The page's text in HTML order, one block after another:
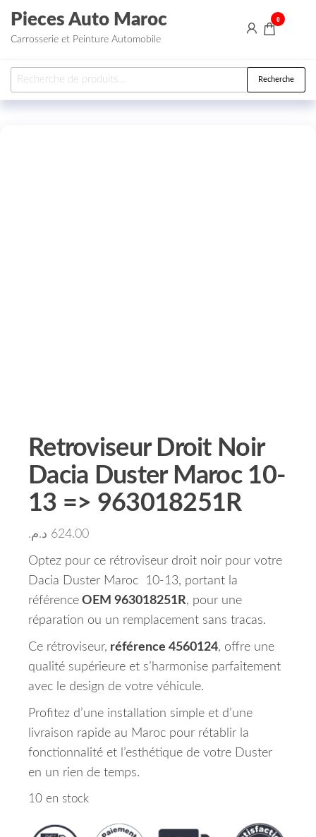
Aller au contenu
Pieces Auto Maroc
Carrosserie et Peinture Automobile
0
Recherche pour : Recherche
Retroviseur Droit Noir
Dacia Duster Maroc 10-
13 => 963018251R
624.00 د.م.
Optez pour ce rétroviseur droit noir pour votre
Dacia Duster Maroc 10-13, portant la
référence OEM 963018251R, pour une
réparation ou un remplacement sans tracas.
Ce rétroviseur, référence 4560124, offre une
qualité supérieure et s’harmonise parfaitement
avec le design de votre véhicule.
Profitez d’une installation simple et d’une
livraison rapide au Maroc pour rétablir la
fonctionnalité et l’esthétique de votre Duster
en un rien de temps.
10 en stock